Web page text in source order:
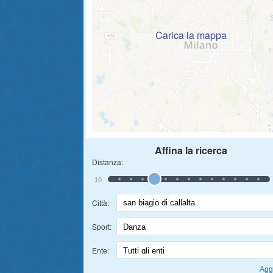
Carica la mappa
Affina la ricerca
Distanza:
10
Città:
Sport:
Ente: